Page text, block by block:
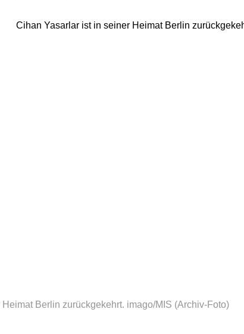
Berlin zurückgekehrt. imago/MIS (Archiv-Foto)